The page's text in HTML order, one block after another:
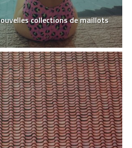
collections de maillots